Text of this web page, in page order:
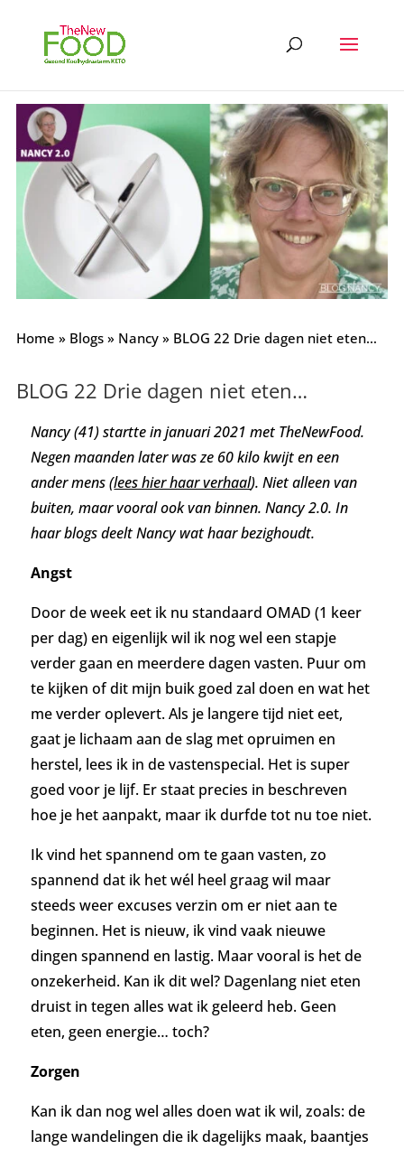
Home » Blogs» Nancy» BLOG 22 Drie dagen niet eten…
BLOG 22 Drie dagen niet eten…
Nancy (41) startte in januari 2021 met TheNewFood.
Negen maanden later was ze 60 kilo kwijt en een
ander mens (lees hier haar verhaal). Niet alleen van
buiten, maar vooral ook van binnen. Nancy 2.0.In
haar blogs deelt Nancy wat haar bezighoudt.
Angst
Door de week eet ik nu standaard OMAD (1 keer
per dag) en eigenlijk wil ik nog wel een stapje
verder gaan en meerdere dagen vasten. Puur om
te kijken of dit mijn buik goed zal doen en wat het
me verder oplevert. Als je langere tijd niet eet,
gaat je lichaam aan de slag met opruimen en
herstel, lees ik in de vastenspecial. Het is super
goed voor je lijf. Er staat precies in beschreven
hoe je het aanpakt, maar ik durfde tot nu toe niet.
Ik vind het spannend om te gaan vasten, zo
spannend dat ik het wél heel graag wil maar
steeds weer excuses verzin om er niet aan te
beginnen. Het is nieuw, ik vind vaak nieuwe
dingen spannend en lastig. Maar vooral is het de
onzekerheid. Kan ik dit wel? Dagenlang niet eten
druist in tegen alles wat ik geleerd heb. Geen
eten, geen energie… toch?
Zorgen
Kan ik dan nog wel alles doen wat ik wil, zoals: de
lange wandelingen die ik dagelijks maak, baantjes